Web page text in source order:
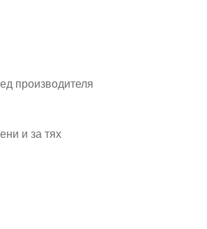
производителя
и за тях